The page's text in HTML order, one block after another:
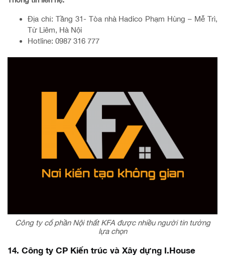
Địa chỉ: Tầng 31- Tòa nhà Hadico Phạm Hùng – Mễ Trì,
Từ Liêm, Hà Nội
Hotline: 0987 316 777
Công ty cổ phần Nội thất KFA được nhiều người tin tưởng
lựa chọn
14. Công ty CP Kiến trúc và Xây dựng I.House